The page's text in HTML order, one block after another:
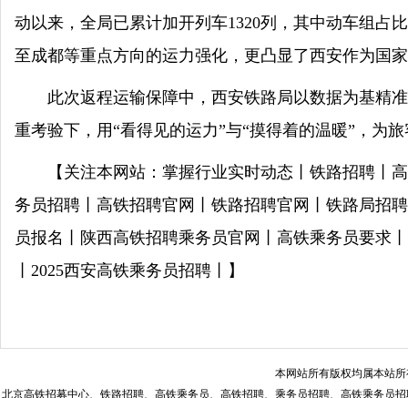
动以来，全局已累计加开列车1320列，其中动车组占
至成都等重点方向的运力强化，更凸显了西安作为国
此次返程运输保障中，西安铁路局以数据为基精
重考验下，用“看得见的运力”与“摸得着的温暖”，为
【关注本网站：掌握行业实时动态丨铁路招聘
务员招聘丨高铁招聘官网丨铁路招聘官网丨铁路局招
员报名丨陕西高铁招聘乘务员官网丨高铁乘务员要求
丨2025西安高铁乘务员招聘丨】
本网站所有版权均属本站
北京高铁招募中心、铁路招聘、高铁乘务员、高铁招聘、乘务员招聘、高铁乘务员